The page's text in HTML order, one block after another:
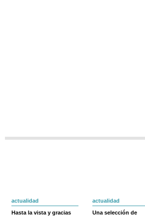
actualidad
Hasta la vista y gracias
actualidad
Una selección de